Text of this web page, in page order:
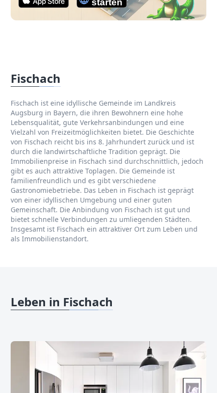
Fischach
Fischach ist eine idyllische Gemeinde im Landkreis
Augsburg in Bayern, die ihren Bewohnern eine hohe
Lebensqualität, gute Verkehrsanbindungen und eine
Vielzahl von Freizeitmöglichkeiten bietet. Die Geschichte
von Fischach reicht bis ins 8. Jahrhundert zurück und ist
durch die landwirtschaftliche Tradition geprägt. Die
Immobilienpreise in Fischach sind durchschnittlich, jedoch
gibt es auch attraktive Toplagen. Die Gemeinde ist
familienfreundlich und es gibt verschiedene
Gastronomiebetriebe. Das Leben in Fischach ist geprägt
von einer idyllischen Umgebung und einer guten
Gemeinschaft. Die Anbindung von Fischach ist gut und
bietet schnelle Verbindungen zu umliegenden Städten.
Insgesamt ist Fischach ein attraktiver Ort zum Leben und
als Immobilienstandort.
Leben in Fischach